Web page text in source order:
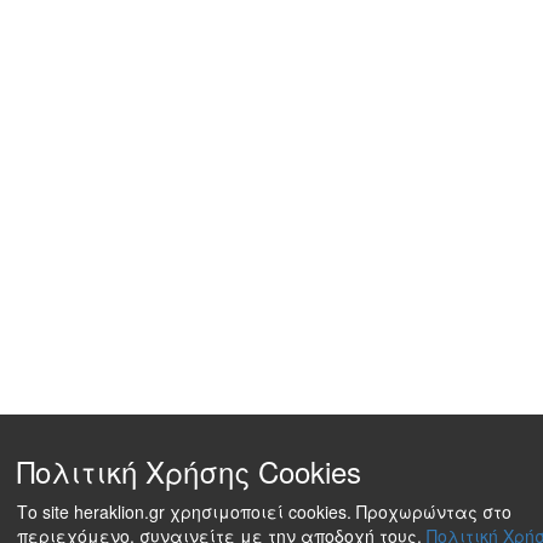
Πολιτική Χρήσης Cookies
Το site heraklion.gr χρησιμοποιεί cookies. Προχωρώντας στο
περιεχόμενο, συναινείτε με την αποδοχή τους. Πολιτική